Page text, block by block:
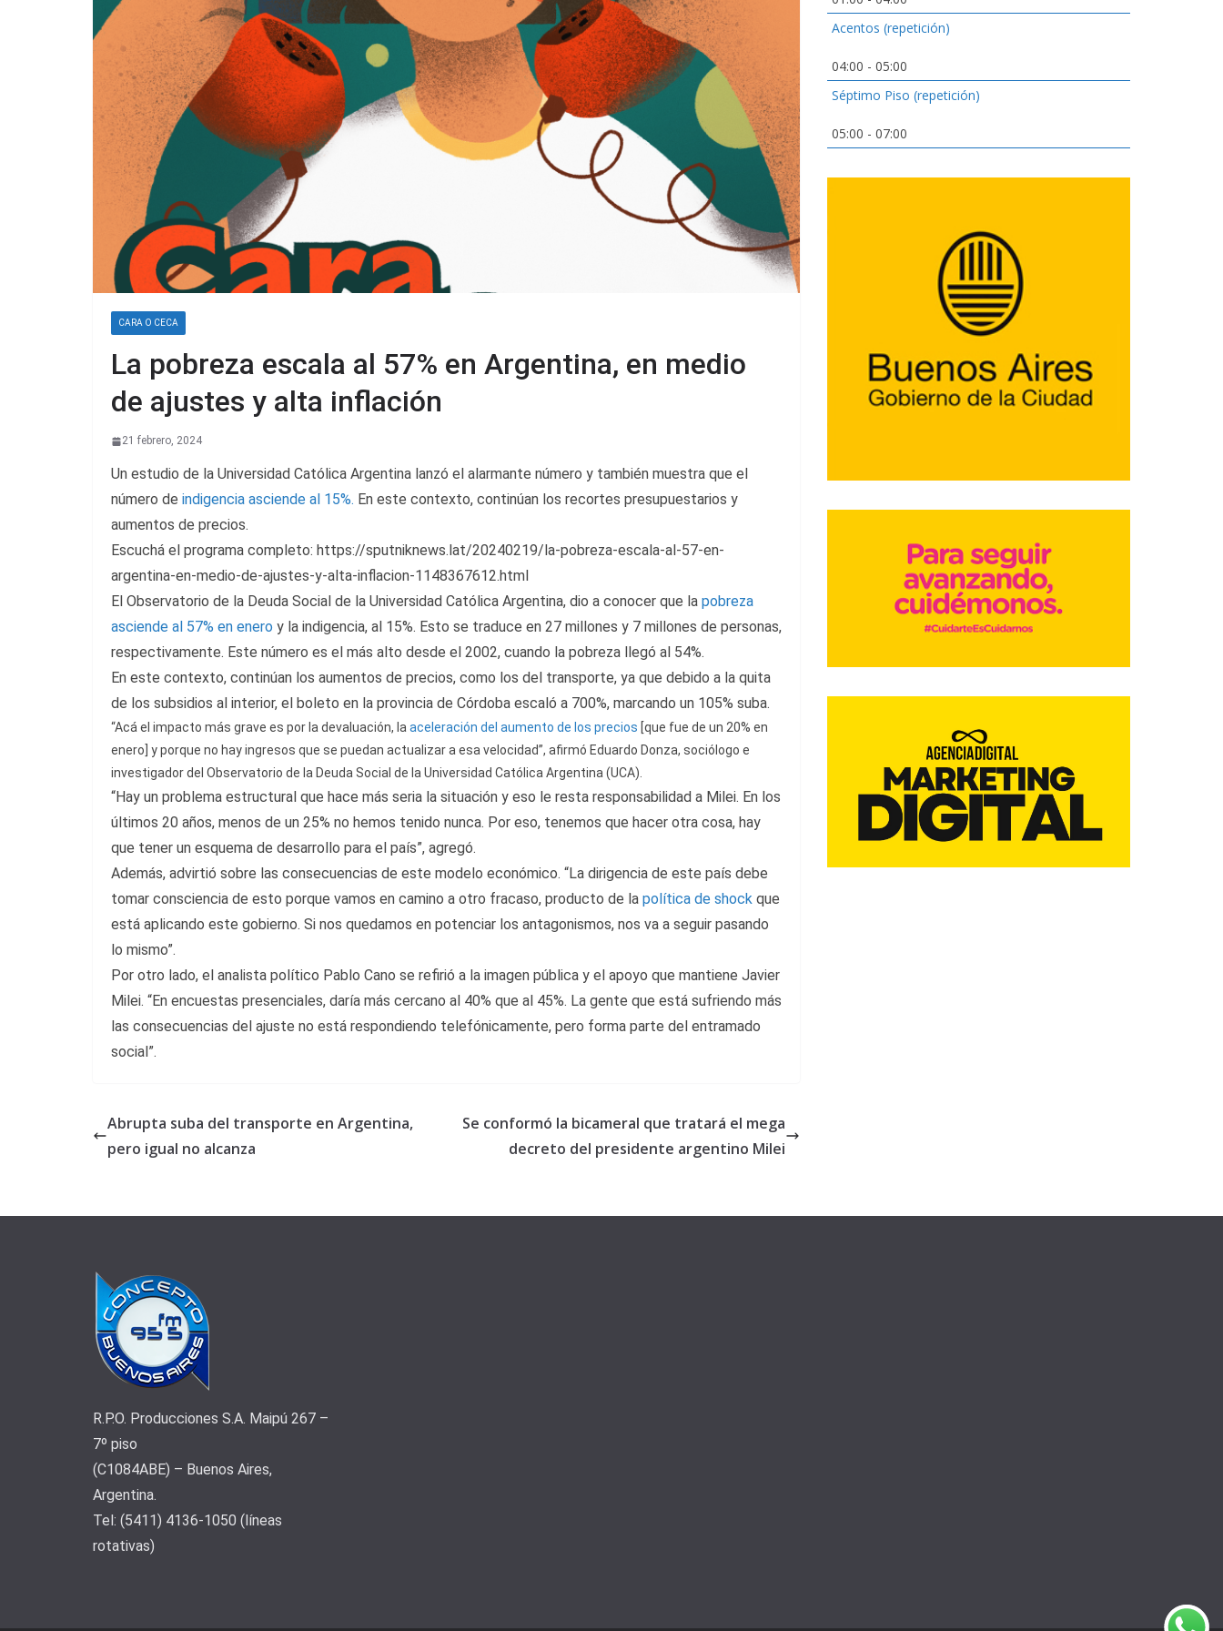
CARA O CECA
La pobreza escala al 57% en Argentina, en medio
de ajustes y alta inflación
21 febrero, 2024
Un estudio de la Universidad Católica Argentina lanzó el alarmante número y también muestra que el
número de indigencia asciende al 15%. En este contexto, continúan los recortes presupuestarios y
aumentos de precios.
Escuchá el programa completo: https://sputniknews.lat/20240219/la-pobreza-escala-al-57-en-
argentina-en-medio-de-ajustes-y-alta-inflacion-1148367612.html
El Observatorio de la Deuda Social de la Universidad Católica Argentina, dio a conocer que la pobreza
asciende al 57% en enero y la indigencia, al 15%. Esto se traduce en 27 millones y 7 millones de personas,
respectivamente. Este número es el más alto desde el 2002, cuando la pobreza llegó al 54%.
En este contexto, continúan los aumentos de precios, como los del transporte, ya que debido a la quita
de los subsidios al interior, el boleto en la provincia de Córdoba escaló a 700%, marcando un 105% suba.
“Acá el impacto más grave es por la devaluación, laaceleración del aumento de los precios [que fue de un 20% en
enero] y porque no hay ingresos que se puedan actualizar a esa velocidad”, afirmó Eduardo Donza, sociólogo e
investigador del Observatorio de la Deuda Social de la Universidad Católica Argentina (UCA).
“Hay un problema estructural que hace más seria la situación y eso le resta responsabilidad a Milei. En los
últimos 20 años, menos de un 25% no hemos tenido nunca. Por eso, tenemos que hacer otra cosa, hay
que tener un esquema de desarrollo para el país”, agregó.
Además, advirtió sobre las consecuencias de este modelo económico. “La dirigencia de este país debe
tomar consciencia de esto porque vamos en camino a otro fracaso, producto de la política de shock que
está aplicando este gobierno. Si nos quedamos en potenciar los antagonismos, nos va a seguir pasando
lo mismo”.
Por otro lado, el analista político Pablo Cano se refirió a la imagen pública y el apoyo que mantiene Javier
Milei. “En encuestas presenciales, daría más cercano al 40% que al 45%. La gente que está sufriendo más
las consecuencias del ajuste no está respondiendo telefónicamente, pero forma parte del entramado
social”.
Abrupta suba del transporte en Argentina,
pero igual no alcanza
Se conformó la bicameral que tratará el mega
decreto del presidente argentino Milei
Acentos (repetición)
04:00 - 05:00
Séptimo Piso (repetición)
05:00 - 07:00
R.P.O. Producciones S.A. Maipú 267 –
7º piso
(C1084ABE) – Buenos Aires,
Argentina.
Tel: (5411) 4136-1050 (líneas
rotativas)